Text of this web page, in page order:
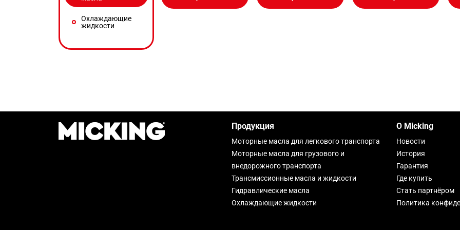
Охлаждающие
жидкости
Продукция
Моторные масла для легкового транспорта
Моторные масла для грузового и
внедорожного транспорта
Трансмиссионные масла и жидкости
Гидравлические масла
Охлаждающие жидкости
О Micking
Новости
История
Гарантия
Где купить
Стать партнёром
Политика